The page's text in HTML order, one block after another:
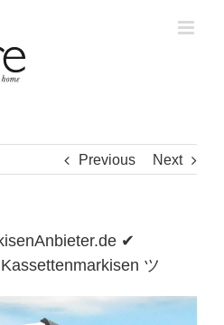
Previous Next
✔
ツ